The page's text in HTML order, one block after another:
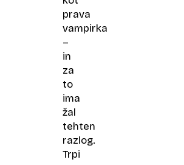
prava
vampirka
–
in
za
to
ima
žal
tehten
razlog.
Trpi